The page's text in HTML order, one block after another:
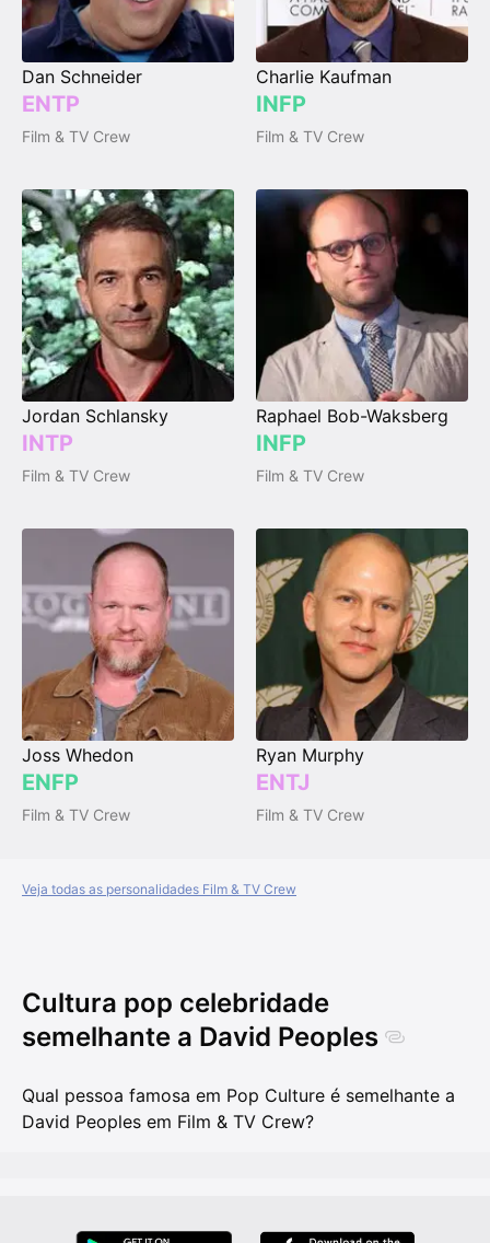
Dan Schneider
ENTP
Film & TV Crew
Charlie Kaufman
INFP
Film & TV Crew
Jordan Schlansky
INTP
Film & TV Crew
Raphael Bob-Waksberg
INFP
Film & TV Crew
Joss Whedon
ENFP
Film & TV Crew
Ryan Murphy
ENTJ
Film & TV Crew
Veja todas as personalidades Film & TV Crew
Cultura pop celebridade
semelhante a David Peoples
Qual pessoa famosa em Pop Culture é semelhante a
David Peoples em Film & TV Crew?